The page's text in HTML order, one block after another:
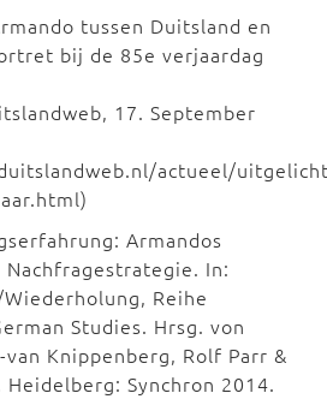
tussen Duitsland en
bij de 85e verjaardag
17. September
actueel/
Armandos
In:
Reihe
Studies. Hrsg. von
van Knippenberg, Rolf Parr &
Heidelberg: Synchron 2014.